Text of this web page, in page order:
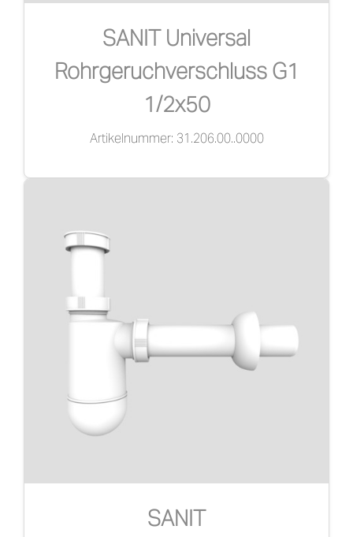
SANIT Universal
Rohrgeruchverschluss G1
1/2x50
Artikelnummer: 31.206.00..0000
SANIT